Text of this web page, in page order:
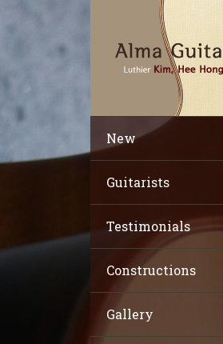
New
Guitarists
Testimonials
Constructions
Gallery